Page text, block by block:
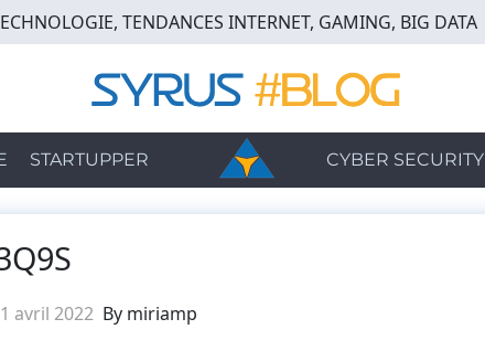
TENDANCES INTERNET, GAMING, BIG DATA
STARTUPPER CYBER SECURITY
avril 2022 By miriamp